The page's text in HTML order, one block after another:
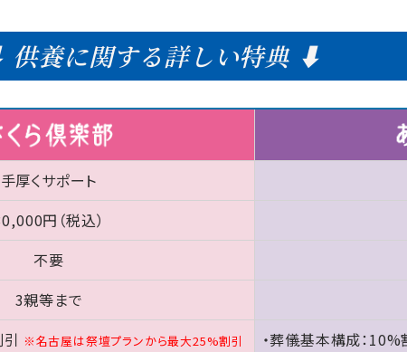
供養に関する詳しい特典 ⬇
手厚くサポート
円（税込）
不要
3親等まで
※名古屋は祭壇プランから最大25%割引 ・葬儀基本構成：10%